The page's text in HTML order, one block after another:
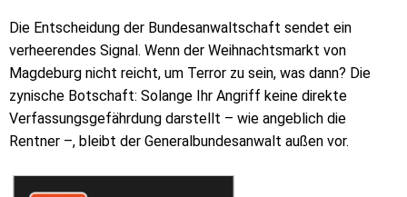
Die Entscheidung der Bundesanwaltschaft sendet ein
verheerendes Signal. Wenn der Weihnachtsmarkt von
Magdeburg nicht reicht, um Terror zu sein, was dann? Die
zynische Botschaft: Solange Ihr Angriff keine direkte
Verfassungsgefährdung darstellt – wie angeblich die
Rentner –, bleibt der Generalbundesanwalt außen vor.